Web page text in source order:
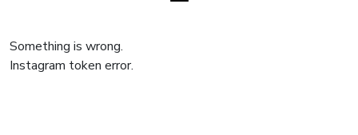
Something is wrong.
Instagram token error.